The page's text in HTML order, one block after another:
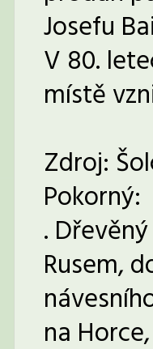
Josefu
V 80.
místě
Zdroj:
Pokorný:
.
Rusem,
na